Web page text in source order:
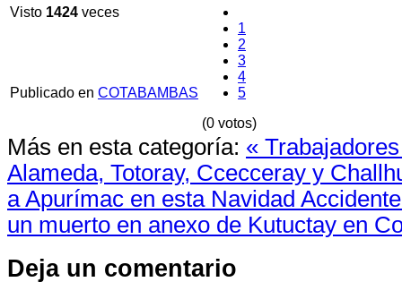
Visto 1424 veces
1
2
3
4
5
(0 votos)
Publicado en COTABAMBAS
Más en esta categoría: «
Alameda, Totoray, Ccecceray y
a Apurímac en esta Navidad
un muerto en anexo de Kutuctay en
Deja un comentario